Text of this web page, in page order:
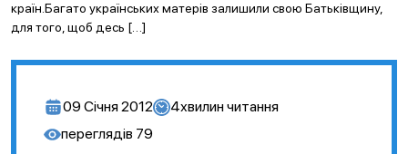
країн.Багато українських матерів залишили свою Батьківщину,
для того, щоб десь […]
09 Січня 2012 4хвилин читання
переглядів 79